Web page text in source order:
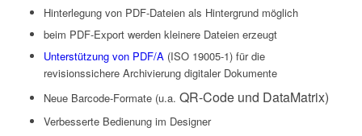
Hinterlegung von PDF-Dateien als Hintergrund möglich
beim PDF-Export werden kleinere Dateien erzeugt
Unterstützung von PDF/A(ISO 19005-1) für die
revisionssichere Archivierung digitaler Dokumente
Neue Barcode-Formate (u.a. QR-Code und DataMatrix)
Verbesserte Bedienung im Designer